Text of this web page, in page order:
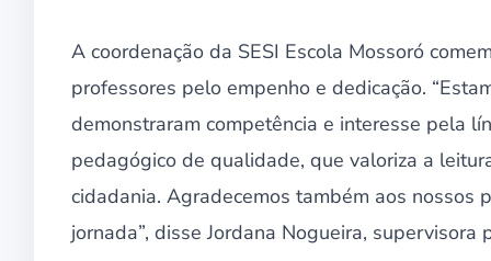
A coordenação da SESI Escola Mossoró
professores pelo empenho e dedicação.
demonstraram competência e interesse pela
pedagógico de qualidade, que valoriza a
cidadania. Agradecemos também aos nossos
jornada”, disse Jordana Nogueira, supervisora